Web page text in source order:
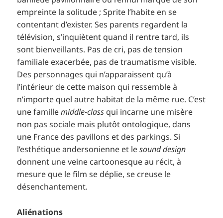
empreinte la solitude ; Sprite l’habite en se
contentant d’exister. Ses parents regardent la
télévision, s’inquiètent quand il rentre tard, ils
sont bienveillants. Pas de cri, pas de tension
familiale exacerbée, pas de traumatisme visible.
Des personnages qui n’apparaissent qu’à
l’intérieur de cette maison qui ressemble à
n’importe quel autre habitat de la même rue. C’est
une famillemiddle-class qui incarne une misère
non pas sociale mais plutôt ontologique, dans
une France des pavillons et des parkings. Si
l’esthétique andersonienne et lesound design
donnent une veine cartoonesque au récit, à
mesure que le film se déplie, se creuse le
désenchantement.
Aliénations